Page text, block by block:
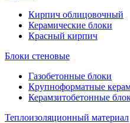
Кирпич облицовочный
Керамические блоки
Красный кирпич
Блоки стеновые
Газобетонные блоки
Крупноформатные
Керамзитобетонные
Теплоизоляционный материал